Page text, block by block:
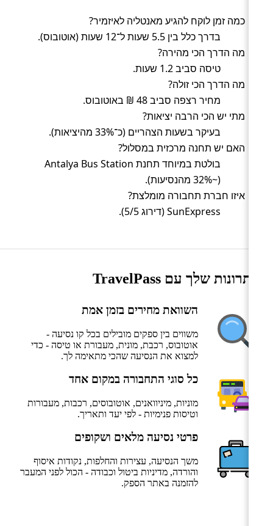
כמה זמן לוקח להגיע מאנטליה לאיזמיר?
בדרך כלל בין 5.5 שעות ל־12 שעות (אוטובוס).
מה הדרך הכי מהירה?
טיסה סביב 1.2 שעות.
מה הדרך הכי זולה?
מחיר רצפה סביב 48 ₪ באוטובוס.
מתי יש הכי הרבה יציאות?
בעיקר בשעות הצהריים (כ־33% מהיציאות).
האם יש תחנה מרכזית במסלול?
בולטת במיוחד תחנת Antalya Bus Station
(~32% מהנסיעות).
איזו חברת תחבורה מומלצת?
SunExpress (דירוג 5/5).
היתרונות שלך עם TravelPass
השוואת מחירים בזמן אמת
משווים בין ספקים מובילים בכל קו נסיעה -
אוטובוס, רכבת, מונית, מעבורת או טיסה - כדי
למצוא את הנסיעה שהכי מתאימה לך.
כל סוגי התחבורה במקום אחד
מוניות, מיניוואנים, אוטובוסים, רכבות, מעבורות
וטיסות פנימיות - לפי יעד ותאריך.
פרטי נסיעה מלאים ושקופים
משך הנסיעה, עצירות והחלפות, נקודות איסוף
והורדה, מדיניות ביטול וכבודה - הכול לפני המעבר
להזמנה באתר הספק.